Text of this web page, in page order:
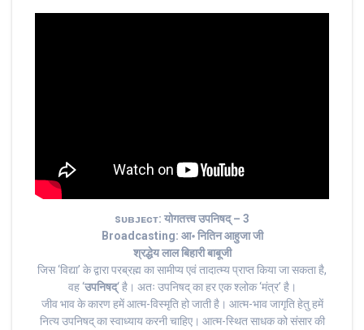
sᴜʙᴊᴇᴄᴛ: योगतत्त्व उपनिषद् – 3
Broadcasting: आ॰ नितिन आहुजा जी
श्रद्धेय लाल बिहारी बाबूजी
जिस ‘विद्या’ के द्वारा परब्रह्म का सामीप्य एवं तादात्म्य प्राप्त किया जा सकता है,
वह ‘उपनिषद्‘ है। अतः उपनिषद् का हर एक श्लोक ‘मंत्र’ है।
जीव भाव के कारण हमें आत्म-विस्मृति हो जाती है। आत्म-भाव जागृति हेतु हमें
नित्य उपनिषद् का स्वाध्याय करनी चाहिए। आत्म-स्थित साधक को संसार की